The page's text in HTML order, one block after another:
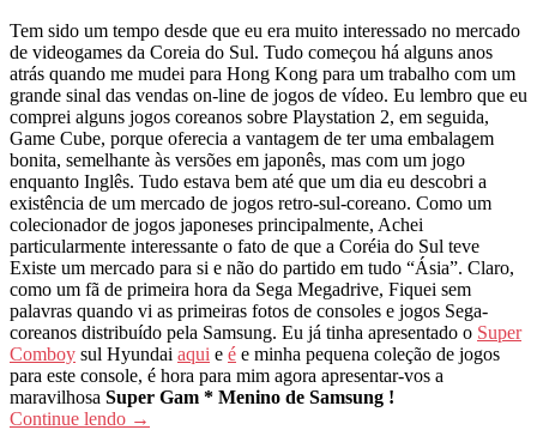
Tem sido um tempo desde que eu era muito interessado no mercado
de videogames da Coreia do Sul. Tudo começou há alguns anos
atrás quando me mudei para Hong Kong para um trabalho com um
grande sinal das vendas on-line de jogos de vídeo. Eu lembro que eu
comprei alguns jogos coreanos sobre Playstation 2, em seguida,
Game Cube, porque oferecia a vantagem de ter uma embalagem
bonita, semelhante às versões em japonês, mas com um jogo
enquanto Inglês. Tudo estava bem até que um dia eu descobri a
existência de um mercado de jogos retro-sul-coreano. Como um
colecionador de jogos japoneses principalmente, Achei
particularmente interessante o fato de que a Coréia do Sul teve
Existe um mercado para si e não do partido em tudo “Ásia”. Claro,
como um fã de primeira hora da Sega Megadrive, Fiquei sem
palavras quando vi as primeiras fotos de consoles e jogos Sega-
coreanos distribuído pela Samsung. Eu já tinha apresentado o Super
Comboy sul Hyundai aqui e é e minha pequena coleção de jogos
para este console, é hora para mim agora apresentar-vos a
maravilhosa Super Gam * Menino de Samsung !
Continue lendo →